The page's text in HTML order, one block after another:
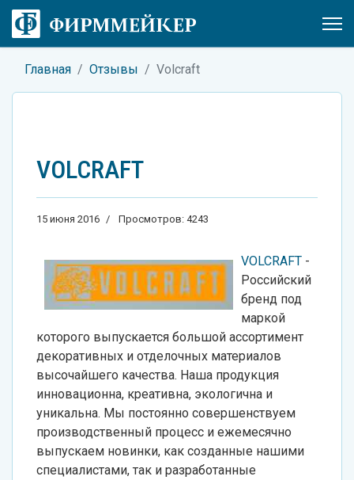
Главная Отзывы Volcraft
VOLCRAFT
15 июня 2016 Просмотров: 4243
VOLCRAFT -
Российский
бренд под
маркой
которого выпускается большой ассортимент
декоративных и отделочных материалов
высочайшего качества. Наша продукция
инновационна, креативна, экологична и
уникальна. Мы постоянно совершенствуем
производственный процесс и ежемесячно
выпускаем новинки, как созданные нашими
специалистами, так и разработанные